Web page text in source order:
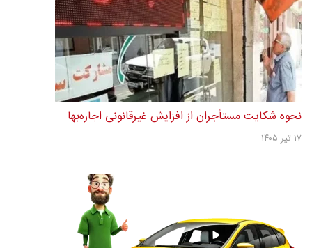
نحوه شکایت مستأجران از افزایش غیرقانونی اجاره‌بها
۱۷ تیر ۱۴۰۵